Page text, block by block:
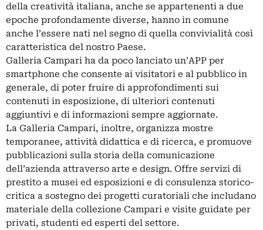
della creatività italiana, anche se appartenenti a due
epoche profondamente diverse, hanno in comune
anche l’essere nati nel segno di quella convivialità così
caratteristica del nostro Paese.
Galleria Campari ha da poco lanciato un’APP per
smartphone che consente ai visitatori e al pubblico in
generale, di poter fruire di approfondimenti sui
contenuti in esposizione, di ulteriori contenuti
aggiuntivi e di informazioni sempre aggiornate.
La Galleria Campari, inoltre, organizza mostre
temporanee, attività didattica e di ricerca, e promuove
pubblicazioni sulla storia della comunicazione
dell’azienda attraverso arte e design. Offre servizi di
prestito a musei ed esposizioni e di consulenza storico-
critica a sostegno dei progetti curatoriali che includano
materiale della collezione Campari e visite guidate per
privati, studenti ed esperti del settore.